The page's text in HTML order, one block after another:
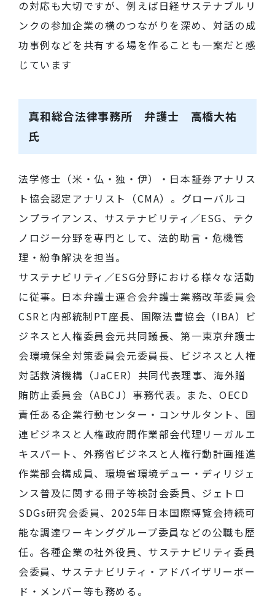
の対応も大切ですが、例えば日経サステナブルリ
ンクの参加企業の横のつながりを深め、対話の成
功事例などを共有する場を作ることも一案だと感
じています
真和総合法律事務所 弁護士 高橋大祐
氏
法学修士（米・仏・独・伊）・日本証券アナリス
ト協会認定アナリスト（CMA）。グローバルコ
ンプライアンス、サステナビリティ／ESG、テク
ノロジー分野を専門として、法的助言・危機管
理・紛争解決を担当。
サステナビリティ／ESG分野における様々な活動
に従事。日本弁護士連合会弁護士業務改革委員会
CSRと内部統制PT座長、国際法曹協会（IBA）ビ
ジネスと人権委員会元共同議長、第一東京弁護士
会環境保全対策委員会元委員長、ビジネスと人権
対話救済機構（JaCER）共同代表理事、海外贈
賄防止委員会（ABCJ）事務代表。また、OECD
責任ある企業行動センター・コンサルタント、国
連ビジネスと人権政府間作業部会代理リーガルエ
キスパート、外務省ビジネスと人権行動計画推進
作業部会構成員、環境省環境デュー・ディリジェ
ンス普及に関する冊子等検討会委員、ジェトロ
SDGs研究会委員、2025年日本国際博覧会持続可
能な調達ワーキンググループ委員などの公職も歴
任。各種企業の社外役員、サステナビリティ委員
会委員、サステナビリティ・アドバイザリーボー
ド・メンバー等も務める。